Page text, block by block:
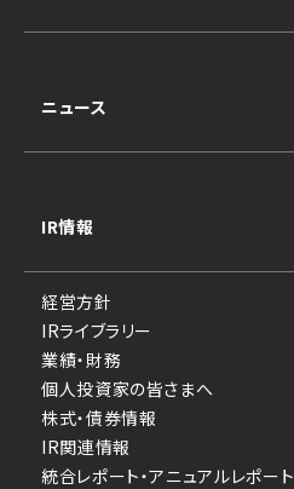
ニュース
IR情報
経営方針
IRライブラリー
業績・財務
個人投資家の皆さまへ
株式・債券情報
IR関連情報
統合レポート・アニュアルレポート